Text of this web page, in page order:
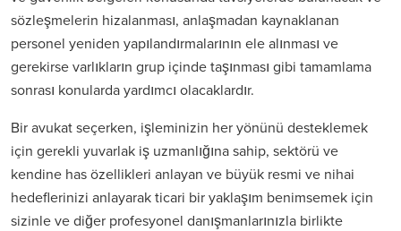
sözleşmelerin hizalanması, anlaşmadan kaynaklanan
personel yeniden yapılandırmalarının ele alınması ve
gerekirse varlıkların grup içinde taşınması gibi tamamlama
sonrası konularda yardımcı olacaklardır.
Bir avukat seçerken, işleminizin her yönünü desteklemek
için gerekli yuvarlak iş uzmanlığına sahip, sektörü ve
kendine has özellikleri anlayan ve büyük resmi ve nihai
hedeflerinizi anlayarak ticari bir yaklaşım benimsemek için
sizinle ve diğer profesyonel danışmanlarınızla birlikte